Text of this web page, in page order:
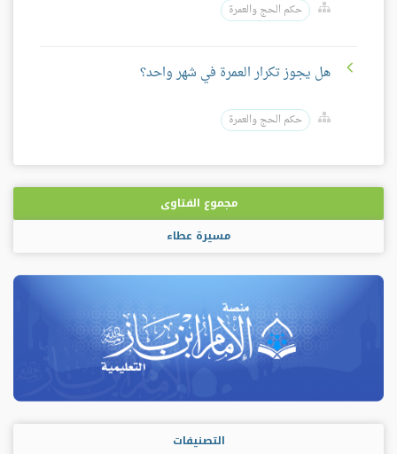
حكم الحج والعمرة
هل يجوز تكرار العمرة في شهر واحد؟
حكم الحج والعمرة
مجموع الفتاوى
مسيرة عطاء
التصنيفات